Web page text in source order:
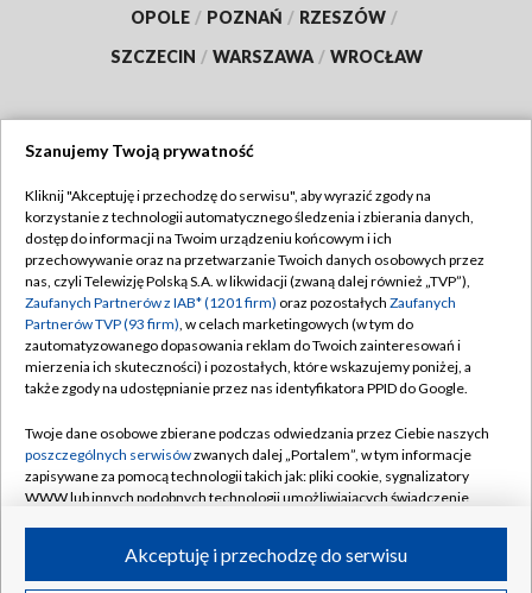
OPOLE / POZNAŃ / RZESZÓW /
SZCZECIN / WARSZAWA / WROCŁAW
TVP
Abonament TVP
Emisja w TVP
Centrum informacji TVP
Naziemna Telewizja Cyfrowa
Rada Programowa
System NOS
Informacje o nadawcy
Program dla prasy
Regulamin TVP
Polityka prywatności
Moje zgody
Pomoc
Kontakt
Kanały
Szanujemy Twoją prywatność
Kliknij "Akceptuję i przechodzę do serwisu", aby wyrazić zgody na
korzystanie z technologii automatycznego śledzenia i zbierania danych,
dostęp do informacji na Twoim urządzeniu końcowym i ich
przechowywanie oraz na przetwarzanie Twoich danych osobowych przez
nas, czyli Telewizję Polską S.A. w likwidacji (zwaną dalej również „TVP”),
Zaufanych Partnerów z IAB* (1201 firm) oraz pozostałych Zaufanych
Partnerów TVP (93 firm), w celach marketingowych (w tym do
zautomatyzowanego dopasowania reklam do Twoich zainteresowań i
mierzenia ich skuteczności) i pozostałych, które wskazujemy poniżej, a
także zgody na udostępnianie przez nas identyfikatora PPID do Google.
Twoje dane osobowe zbierane podczas odwiedzania przez Ciebie naszych
poszczególnych serwisówzwanych dalej „Portalem”, w tym informacje
zapisywane za pomocą technologii takich jak: pliki cookie, sygnalizatory
WWW lub innych podobnych technologii umożliwiających świadczenie
ruchu w Internecie.Akceptuję i przechodzę do serwisu